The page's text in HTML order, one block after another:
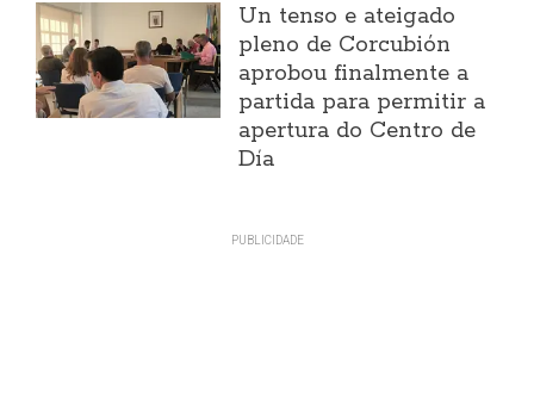
Un tenso e ateigado
pleno de Corcubión
aprobou finalmente a
partida para permitir a
apertura do Centro de
Día